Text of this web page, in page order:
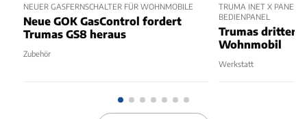
NEUER GASFERNSCHALTER FÜR WOHNMOBILE
Neue GOK GasControl fordert
Trumas GS8 heraus
Zubehör
TRUMA INET X PANEL 2
BEDIENPANEL
Trumas dritter
Wohnmobil
Werkstatt